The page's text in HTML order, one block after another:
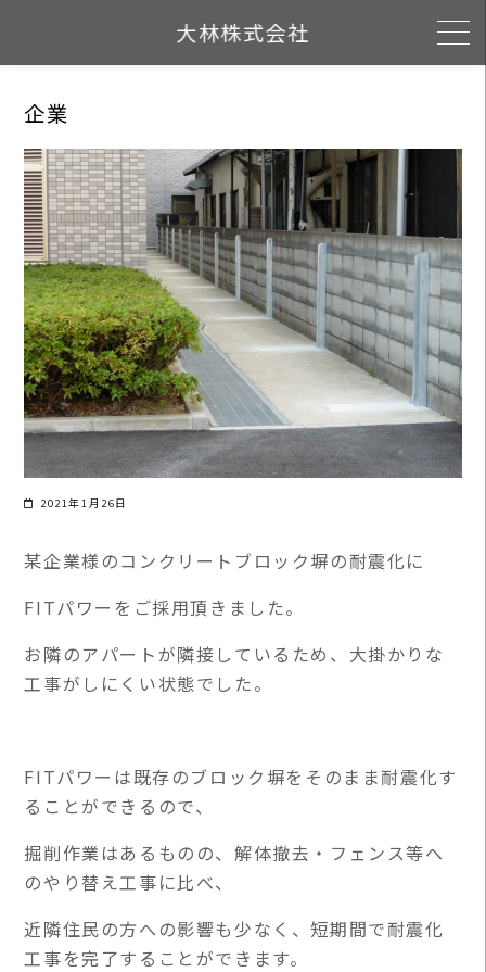
content
大林株式会社
企業
2021年1月26日
某企業様のコンクリートブロック塀の耐震化に
FITパワーをご採用頂きました。
お隣のアパートが隣接しているため、大掛かりな
工事がしにくい状態でした。
FITパワーは既存のブロック塀をそのまま耐震化す
ることができるので、
掘削作業はあるものの、解体撤去・フェンス等へ
のやり替え工事に比べ、
近隣住民の方への影響も少なく、短期間で耐震化
工事を完了することができます。